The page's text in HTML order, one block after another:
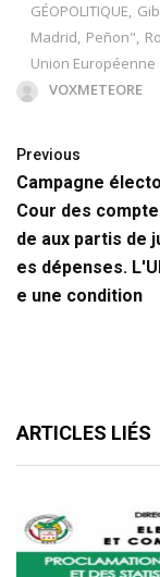
GÉOPOLITIQUE,
Madrid, Peñon",
Union Européenne
VOXMETEORE
Previous
Campagne
Cour des
de aux partis de
es dépenses.
e une condition
ARTICLES LIÉS